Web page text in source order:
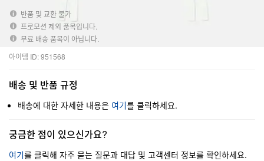
반품 및 교환 불가
프로모션 제외 품목입니다.
무료 배송 품목이 아닙니다.
아이템 ID: 951568
배송 및 반품 규정
배송에 대한 자세한 내용은 여기를 클릭하세요.
궁금한 점이 있으신가요?
여기를 클릭해 자주 묻는 질문과 대답 및 고객센터 정보를 확인하세요.